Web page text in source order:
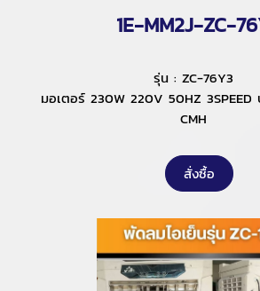
1E-MM2J-ZC-
รุ่น : ZC-76Y3
มอเตอร์ 230W 220V 50HZ
CMH
สั่งซื้อ